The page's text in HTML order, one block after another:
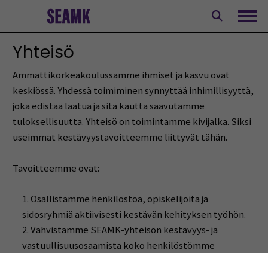
Yhteisö
Ammattikorkeakoulussamme ihmiset ja kasvu ovat
keskiössä. Yhdessä toimiminen synnyttää inhimillisyyttä,
joka edistää laatua ja sitä kautta saavutamme
tuloksellisuutta. Yhteisö on toimintamme kivijalka. Siksi
useimmat kestävyystavoitteemme liittyvät tähän.
Tavoitteemme ovat:
Osallistamme henkilöstöä, opiskelijoita ja
sidosryhmiä aktiivisesti kestävän kehityksen työhön.
Vahvistamme SEAMK-yhteisön kestävyys- ja
vastuullisuusosaamista koko henkilöstömme